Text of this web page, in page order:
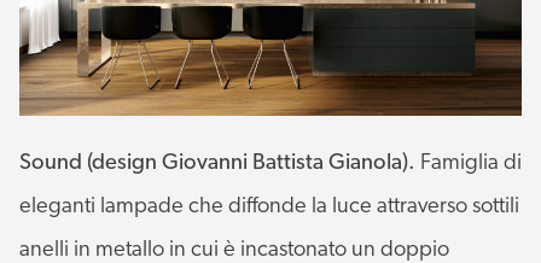
Sound (design Giovanni Battista Gianola). Famiglia di
eleganti lampade che diffonde la luce attraverso sottili
anelli in metallo in cui è incastonato un doppio